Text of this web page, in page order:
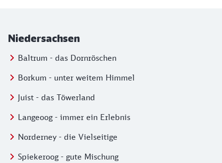
Niedersachsen
Baltrum - das Dornröschen
Borkum - unter weitem Himmel
Juist - das Töwerland
Langeoog - immer ein Erlebnis
Norderney - die Vielseitige
Spiekeroog - gute Mischung